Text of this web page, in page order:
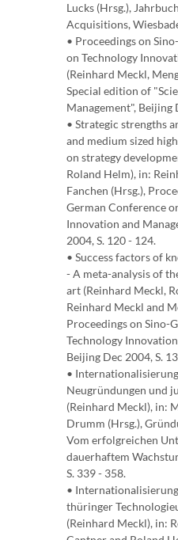
Lucks (Hrsg.),
Acquisitions,
• Proceedings on
on Technology
(Reinhard Meckl,
Special edition of
Management", Beijing
• Strategic strengths
and medium sized
on strategy
Roland Helm), in:
Fanchen (Hrsg.),
German Conference
Innovation and
2004, S. 120 - 124.
• Success factors of
- A meta-analysis of
art (Reinhard Meckl,
Reinhard Meckl and
Proceedings on Sino-
Technology
Beijing Dec 2004, S.
•
Neugründungen und
(Reinhard Meckl), in:
Drumm (Hrsg.),
Vom erfolgreichen
dauerhaftem
S. 339 - 358.
•
thüringer
(Reinhard Meckl), in: